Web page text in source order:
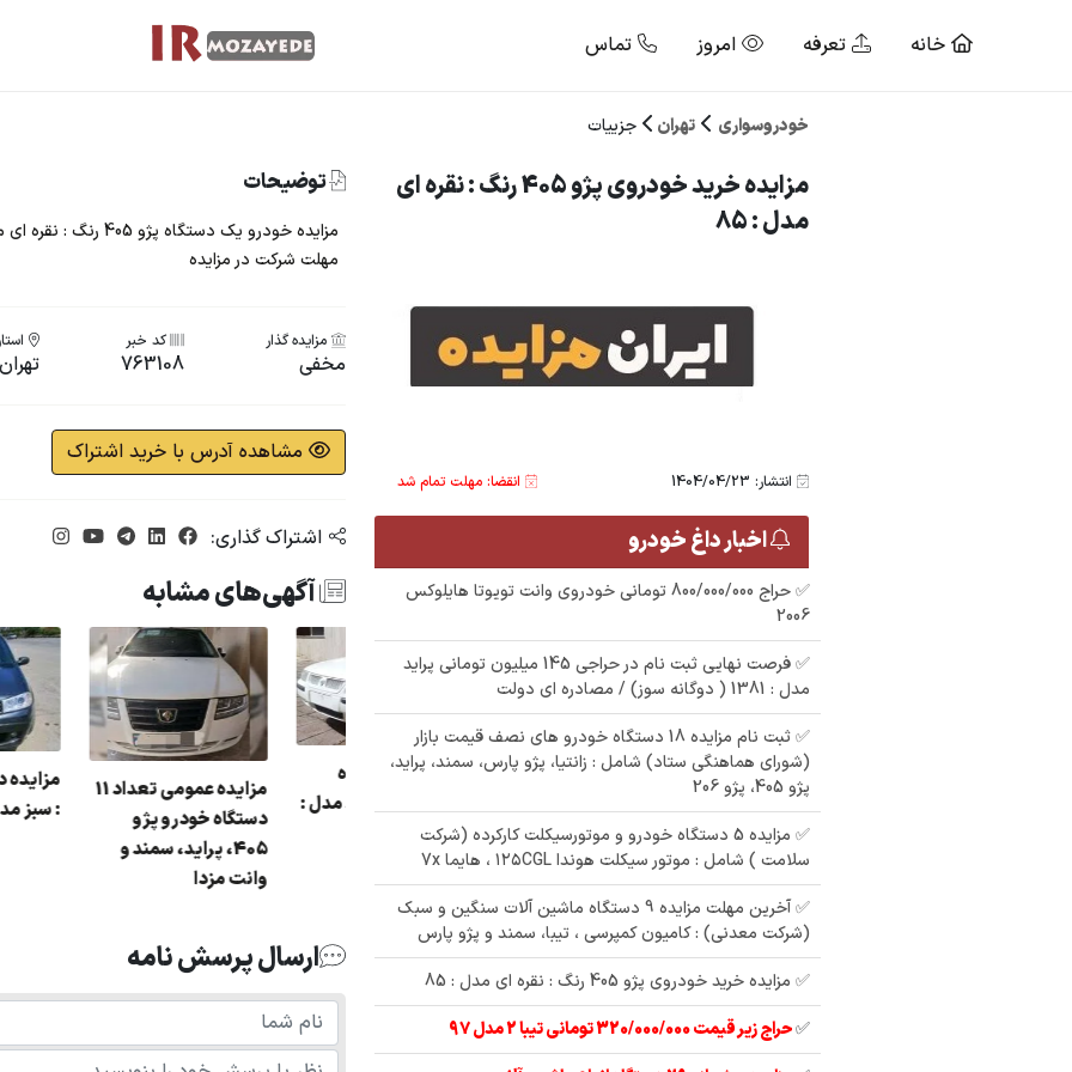
خانه تعرفه امروز تماس
خودروسواری تهران جزییات
مزایده خرید خودروی پژو 405 رنگ : نقره ای
مدل : 85
انتشار: 1404/04/23 انقضا: مهلت تمام شد
اخبار داغ خودرو
✅ حراج 800/000/000 تومانی خودروی وانت تویوتا هایلوکس
2006
✅ فرصت نهایی ثبت نام در حراجی 145 میلیون تومانی پراید
مدل : 1381 ( دوگانه سوز) / مصادره ای دولت
✅ ثبت نام مزایده 18 دستگاه خودرو های نصف قیمت بازار
(شورای هماهنگی ستاد) شامل : زانتیا، پژو پارس، سمند، پراید،
پژو 405، پژو 206
✅ مزایده 5 دستگاه خودرو و موتورسیکلت کارکرده (شرکت
سلامت ) شامل : موتور سیکلت هوندا ۱۲۵CGL ، هایما 7x
✅ آخرین مهلت مزایده 9 دستگاه ماشین آلات سنگین و سبک
(شرکت معدنی) : کامیون کمپرسی ، تیبا، سمند و پژو پارس
✅ مزایده خرید خودروی پژو 405 رنگ : نقره ای مدل : 85
✅حراج زیر قیمت 320/000/000 تومانی تیبا 2 مدل 97
توضیحات
مهلت شرکت در مزایده
مزایده گذار
مخفی
کد خبر
763108 تهران
مشاهده آدرس با خرید اشتراک
اشتراک گذاری:
آگهی‌های مشابه
دستگاه خودرو
مزایده یک دستگاه
سمند رنگ : سفید مدل :
خودرو سیستم پژو 206
تیپ 3tu رنگ سفید
مزایده سمند رنگ : نقره
ای مدل : 83
پارس سفید مدل 1392
ارسال پرسش نامه